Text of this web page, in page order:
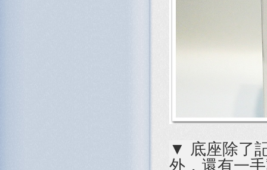
▼ 底座除了
外，還有一